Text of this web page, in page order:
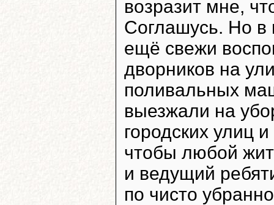
возразит мне,
Соглашусь. Но в
ещё свежи
дворников на
поливальных
выезжали на
городских улиц
чтобы любой
и ведущий
по чисто